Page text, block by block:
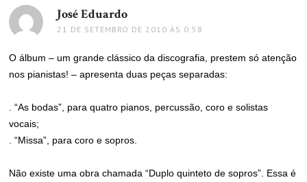
José Eduardo
21 DE SETEMBRO DE 2010 ÀS 0:58
O álbum – um grande clássico da discografia, prestem só atenção
nos pianistas! – apresenta duas peças separadas:
. “As bodas”, para quatro pianos, percussão, coro e solistas
vocais;
. “Missa”, para coro e sopros.
Não existe uma obra chamada “Duplo quinteto de sopros”. Essa é